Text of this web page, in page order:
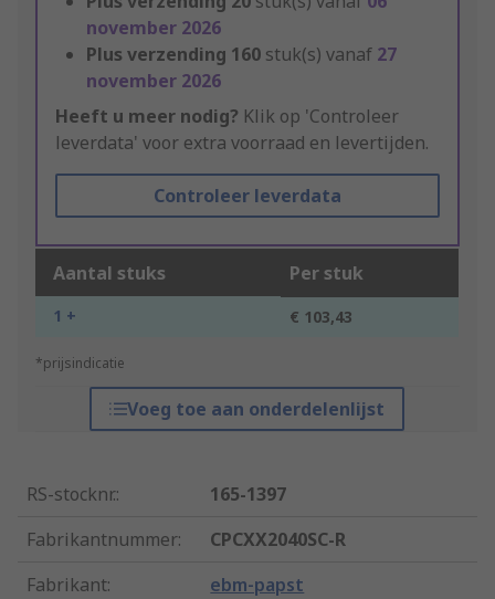
november 2026
Plus verzending 160 stuk(s) vanaf 27
november 2026
Heeft u meer nodig? Klik op 'Controleer
leverdata' voor extra voorraad en levertijden.
Controleer leverdata
Aantal stuks Per stuk
1 + € 103,43
*prijsindicatie
Voeg toe aan onderdelenlijst
RS-stocknr.:
165-1397
Fabrikantnummer:
CPCXX2040SC-R
Fabrikant: ebm-papst